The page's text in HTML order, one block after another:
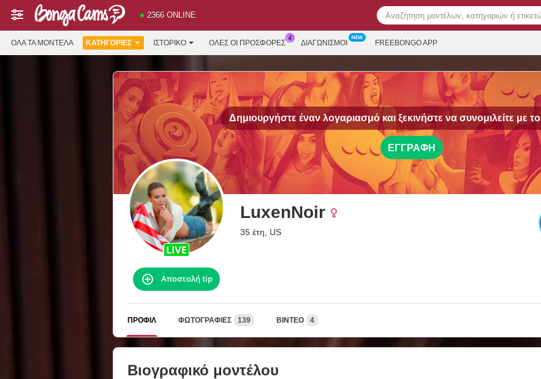
2366 ONLINE
ΌΛΑ ΤΑ ΜΟΝΤΈΛΑ ΚΑΤΗΓΟΡΊΕΣ ΙΣΤΟΡΙΚΌ ΟΛΕΣ ΟΙ ΠΡΟΣΦΟΡΕΣ ΔΙΑΓΩΝΙΣΜΟΊ FREEBONGO APP
Δημιουργήστε έναν λογαριασμό και ξεκινήστε να συνομιλείτε με το
ΕΓΓΡΑΦΉ
LuxenNoir
35 έτη, US
Αποστολή tip
ΠΡΟΦΊΛ ΦΩΤΟΓΡΑΦΊΕΣ 139 ΒΊΝΤΕΟ 4
Βιογραφικό μοντέλου